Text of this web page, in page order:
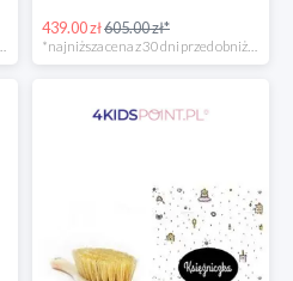
439.00 zł605.00 zł*